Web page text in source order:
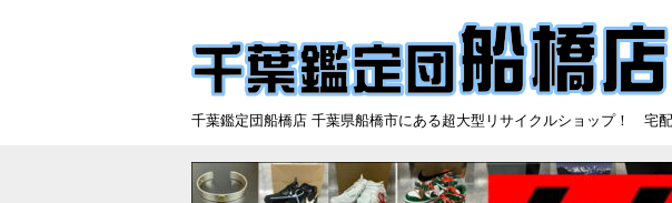
千葉鑑定団船橋店 千葉県船橋市にある超大型リサイクルショップ！ 宅